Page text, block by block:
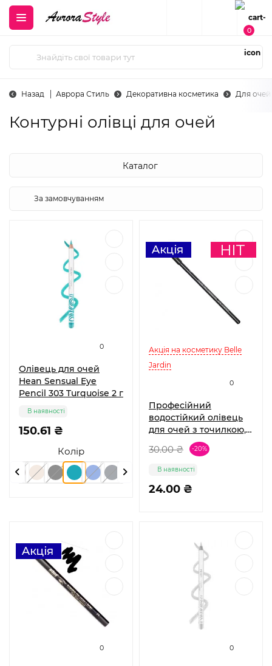
0
Назад Аврора Стиль Декоративна косметика Для очей
Контурні олівці для очей
Каталог
0
Олівець для очей
Hean Sensual Eye
Pencil 303 Turquoise 2 г
Колір
150.61 ₴
В наявності
0
Акція на косметику Belle
Jardin
Професійний
водостійкий олівець
для очей з точилкою,
Belle Jardin
30.00 ₴ -20%
24.00 ₴
В наявності
0 0